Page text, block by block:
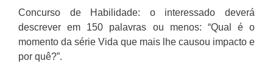
Concurso de Habilidade: o interessado deverá
descrever em 150 palavras ou menos: “Qual é o
momento da série Vida que mais lhe causou impacto e
por quê?”.